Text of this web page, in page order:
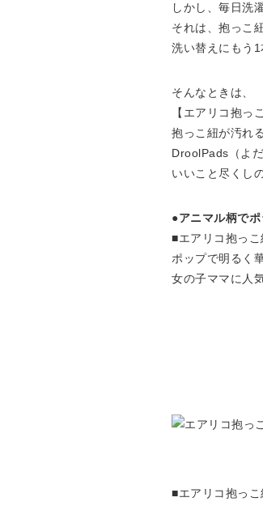
しかし、毎日洗
それは、抱っこ
洗い替えにもう
そんなときは、
【エアリコ抱っ
抱っこ紐が汚れ
DroolPads（よ
いいこと尽くし
●アニマル柄で
■エアリコ抱っ
ポップで明るく
女の子ママに人
■エアリコ抱っ